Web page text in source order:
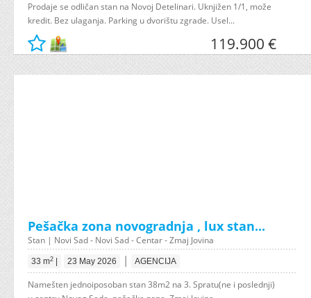
Prodaje se odličan stan na Novoj Detelinari. Uknjižen 1/1, može
kredit. Bez ulaganja. Parking u dvorištu zgrade. Usel...
119.900 €
Pešačka zona novogradnja , lux stan...
Stan | Novi Sad - Novi Sad - Centar - Zmaj Jovina
33 m2 23 May 2026 | AGENCIJA
Namešten jednoiposoban stan 38m2 na 3. Spratu(ne i poslednji)